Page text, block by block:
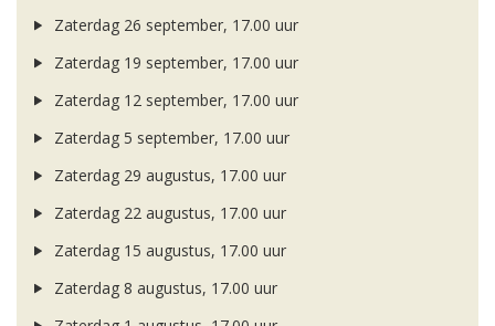
Zaterdag 26 september, 17.00 uur
Zaterdag 19 september, 17.00 uur
Zaterdag 12 september, 17.00 uur
Zaterdag 5 september, 17.00 uur
Zaterdag 29 augustus, 17.00 uur
Zaterdag 22 augustus, 17.00 uur
Zaterdag 15 augustus, 17.00 uur
Zaterdag 8 augustus, 17.00 uur